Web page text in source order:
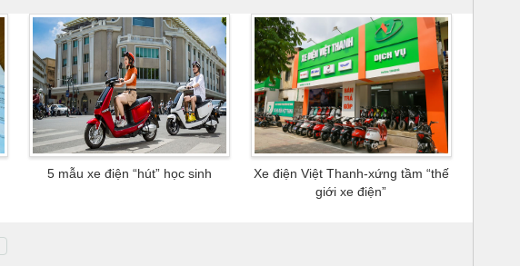
5 mẫu xe điện “hút” học sinh
Xe điện Việt Thanh-xứng tầm “thế
giới xe điện”